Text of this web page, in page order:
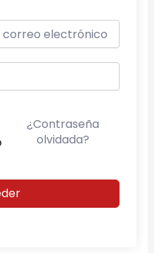
¿Contraseña
olvidada?